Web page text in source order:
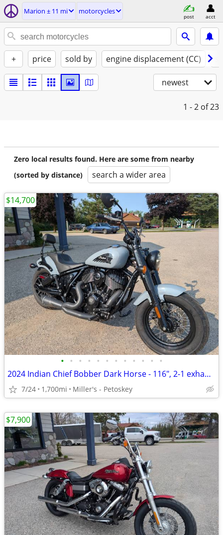
Marion ± 11 mi motorcycles
post acct
+ price sold by engine displacement (CC)
newest
1 - 2 of 23
Zero local results found. Here are some from nearby
(sorted by distance)
search a wider area
• • • • • • • • • • • •
2024 Indian Chief Bobber Dark Horse - 116", 2-1 exhaust - 1,700 miles
7/24 1,700mi Miller's - Petoskey
$14,700
$7,900